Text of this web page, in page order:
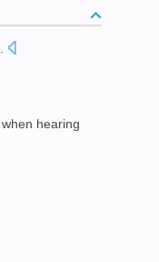
when hearing